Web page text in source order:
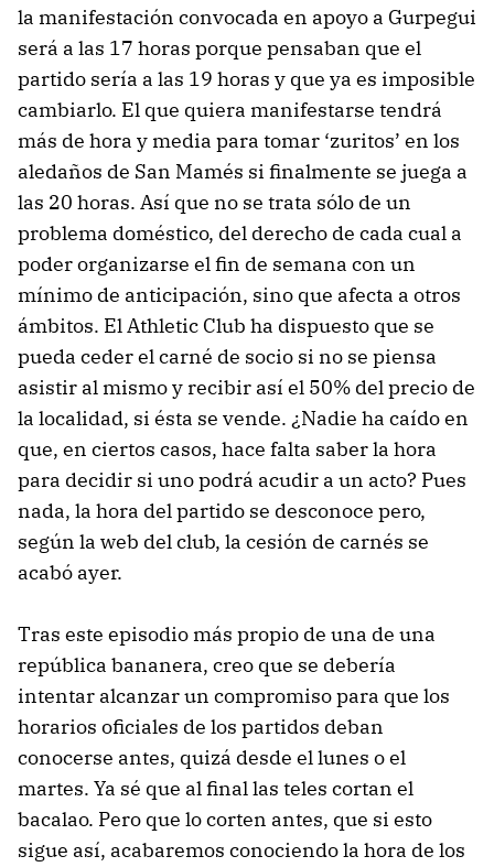
la manifestación convocada en apoyo a Gurpegui
será a las 17 horas porque pensaban que el
partido sería a las 19 horas y que ya es imposible
cambiarlo. El que quiera manifestarse tendrá
más de hora y media para tomar ‘zuritos’ en los
aledaños de San Mamés si finalmente se juega a
las 20 horas. Así que no se trata sólo de un
problema doméstico, del derecho de cada cual a
poder organizarse el fin de semana con un
mínimo de anticipación, sino que afecta a otros
ámbitos. El Athletic Club ha dispuesto que se
pueda ceder el carné de socio si no se piensa
asistir al mismo y recibir así el 50% del precio de
la localidad, si ésta se vende. ¿Nadie ha caído en
que, en ciertos casos, hace falta saber la hora
para decidir si uno podrá acudir a un acto? Pues
nada, la hora del partido se desconoce pero,
según la web del club, la cesión de carnés se
acabó ayer.
Tras este episodio más propio de una de una
república bananera, creo que se debería
intentar alcanzar un compromiso para que los
horarios oficiales de los partidos deban
conocerse antes, quizá desde el lunes o el
martes. Ya sé que al final las teles cortan el
bacalao. Pero que lo corten antes, que si esto
sigue así, acabaremos conociendo la hora de los